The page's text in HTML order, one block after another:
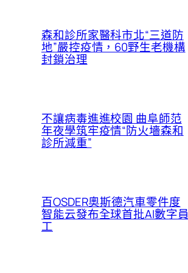
森和診所家醫科市北“三道防
地”嚴控疫情，60野生老機構
封鎖治理
不讓病毒進進校園 曲阜師范
年夜學筑牢疫情“防火墻森和
診所減重”
百OSDER奧斯德汽車零件度
智能云發布全球首批AI數字員
工